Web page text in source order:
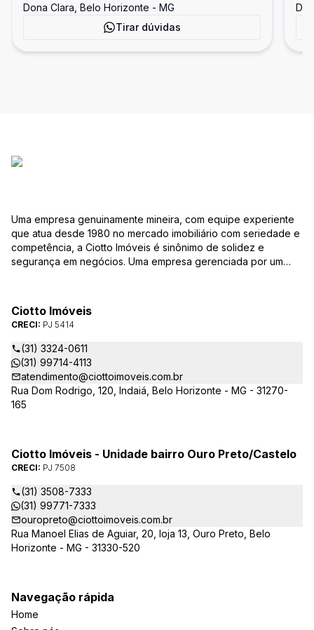
Dona Clara, Belo Horizonte - MG
Tirar dúvidas
Uma empresa genuinamente mineira, com equipe experiente
que atua desde 1980 no mercado imobiliário com seriedade e
competência, a Ciotto Imóveis é sinônimo de solidez e
segurança em negócios. Uma empresa gerenciada por um
conservação de condomínios, disponibilizando sempre as
melhores opções da região da Pampulha. Oferecemos ainda
completa assessória, consulte-nos sobre os nossos
lançamentos, imóveis em construção e condomínios fechados,
administrados exclusivamente pela Ciotto Imóveis. Fazemos a
aprovação do seu credito junto a Caixa Econômica Federal e
demais agentes financeiros.
Ciotto Imóveis
CRECI: PJ 5414
(31) 3324-0611
(31) 99714-4113
atendimento@ciottoimoveis.com.br
Rua Dom Rodrigo, 120, Indaiá, Belo Horizonte - MG - 31270-
165
Ciotto Imóveis - Unidade bairro Ouro Preto/Castelo
CRECI: PJ 7508
(31) 3508-7333
(31) 99771-7333
ouropreto@ciottoimoveis.com.br
Rua Manoel Elias de Aguiar, 20, loja 13, Ouro Preto, Belo
Horizonte - MG - 31330-520
Navegação rápida
Home